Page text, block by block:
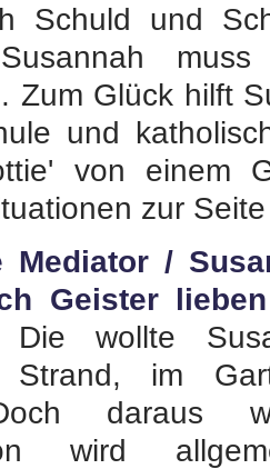
Schuld und
Zum Glück hilft
und
von einem
zur
Mediator /
Geister
Die wollte
Strand, im
daraus
wird